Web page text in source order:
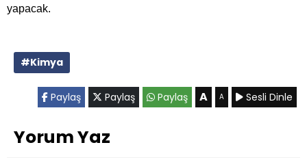
yapacak.
#Kimya
Paylaş Paylaş Paylaş A A Sesli Dinle
Yorum Yaz